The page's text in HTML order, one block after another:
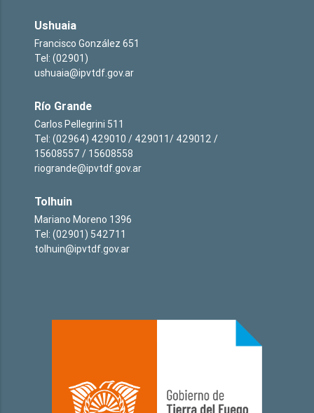
Ushuaia
Francisco González 651
Tel: (02901)
ushuaia@ipvtdf.gov.ar
Río Grande
Carlos Pellegrini 511
Tel: (02964) 429010 / 429011/ 429012 /
15608557 / 15608558
riogrande@ipvtdf.gov.ar
Tolhuin
Mariano Moreno 1396
Tel: (02901) 542711
tolhuin@ipvtdf.gov.ar